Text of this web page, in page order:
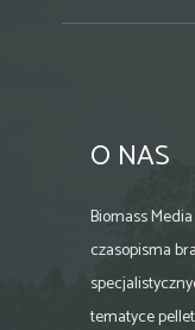
O NAS
Biomass
czasopisma
tematyce